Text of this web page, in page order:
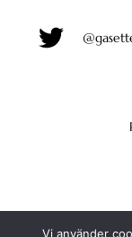
Vi använder